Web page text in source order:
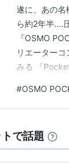
遂に、あの
ら約2年半....
『OSMO
リエーター
みる 『
較 Pocket4に
#OSMO
で話題